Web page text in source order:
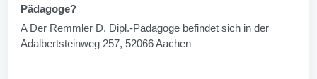
Pädagoge?
A Der Remmler D. Dipl.-Pädagoge befindet sich in der
Adalbertsteinweg 257, 52066 Aachen